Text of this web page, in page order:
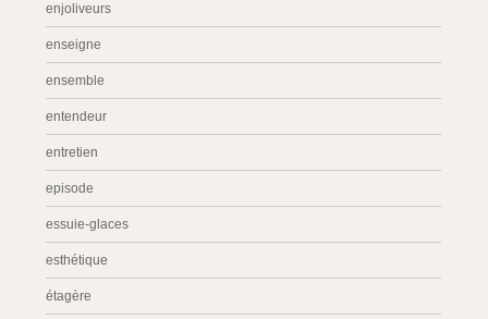
enjoliveurs
enseigne
ensemble
entendeur
entretien
episode
essuie-glaces
esthétique
étagère